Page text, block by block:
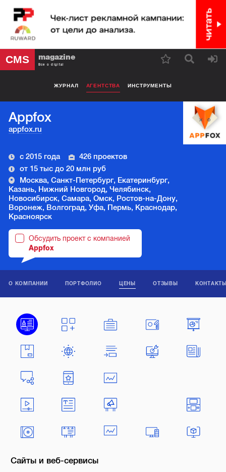
CMS magazine
Все о digital
ЖУРНАЛ АГЕНТСТВА ИНСТРУМЕНТЫ
Appfox
appfox.ru
с 2015 года
426 проектов
от 15 тыс до 20 млн руб
Москва, Санкт-Петербург, Екатеринбург,
Казань, Нижний Новгород, Челябинск,
Новосибирск, Самара, Омск, Ростов-на-Дону,
Воронеж, Волгоград, Уфа, Пермь, Краснодар,
Красноярск
Обсудить проект с компанией
Appfox
О КОМПАНИИ ПОРТФОЛИО ЦЕНЫ ОТЗЫВЫ
Сайты и веб-сервисы